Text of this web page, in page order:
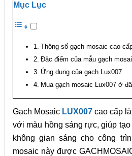
Mục Lục
Thông số gạch mosaic cao
Đặc điểm của mẫu gạch
Ứng dụng của gạch Lux007
Mua gạch mosaic Lux007 ở
Gạch Mosaic LUX007cao cấp là
với màu hồng sáng rực, giúp
không gian sáng cho công
mosaic này được